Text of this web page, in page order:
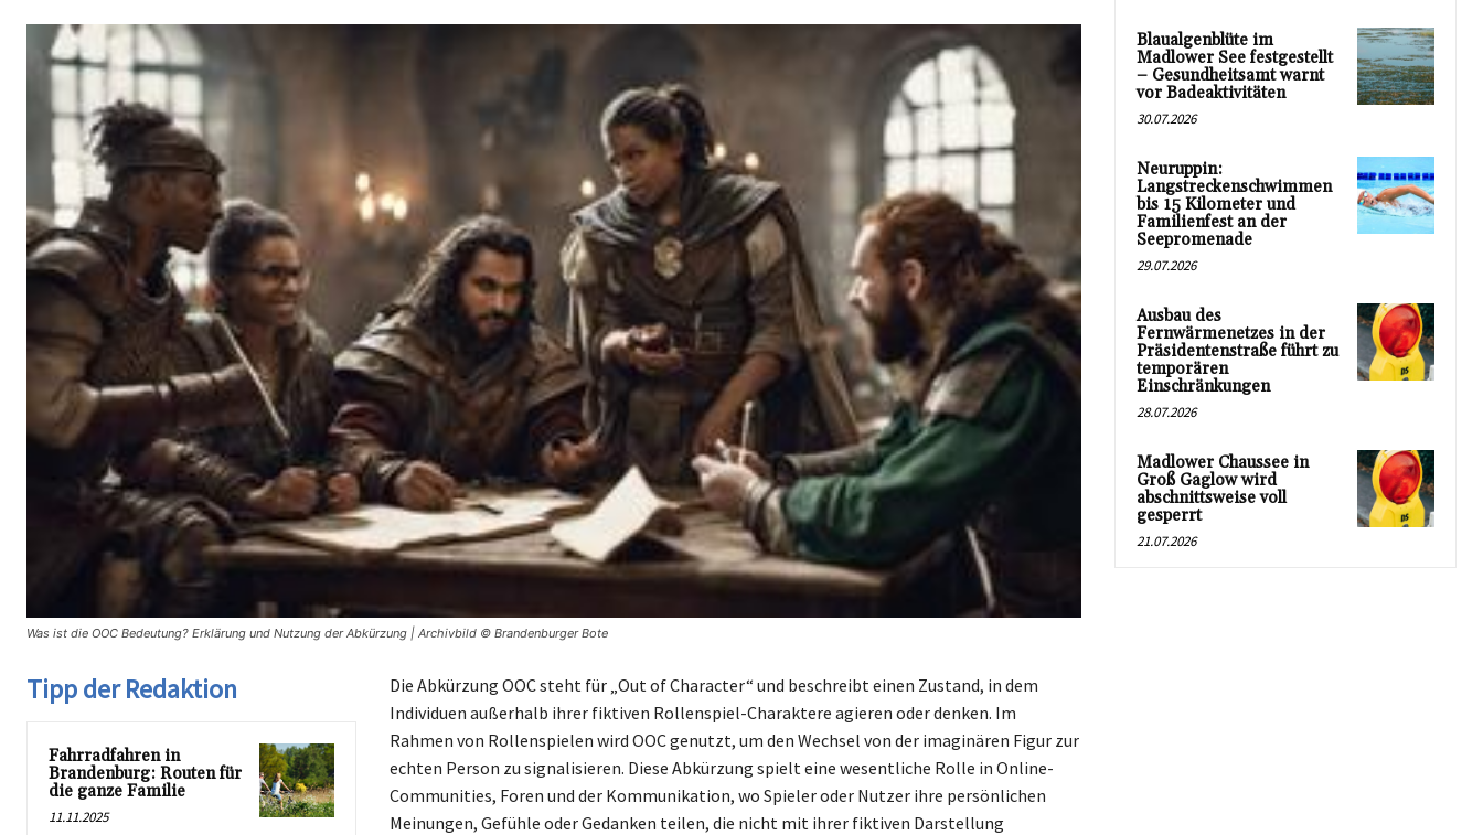
Was ist die OOC Bedeutung? Erklärung und Nutzung der Abkürzung | Archivbild © Brandenburger Bote
Tipp der Redaktion
Fahrradfahren in
Brandenburg: Routen für
die ganze Familie
11.11.2025
Die Abkürzung OOC steht für „Out of Character“ und beschreibt einen Zustand, in dem
Individuen außerhalb ihrer fiktiven Rollenspiel-Charaktere agieren oder denken. Im
Rahmen von Rollenspielen wird OOC genutzt, um den Wechsel von der imaginären Figur zur
echten Person zu signalisieren. Diese Abkürzung spielt eine wesentliche Rolle in Online-
Communities, Foren und der Kommunikation, wo Spieler oder Nutzer ihre persönlichen
Meinungen, Gefühle oder Gedanken teilen, die nicht mit ihrer fiktiven Darstellung
Blaualgenblüte im
Madlower See festgestellt
– Gesundheitsamt warnt
vor Badeaktivitäten
30.07.2026
Neuruppin:
Langstreckenschwimmen
bis 15 Kilometer und
Familienfest an der
Seepromenade
29.07.2026
Ausbau des
Fernwärmenetzes in der
Präsidentenstraße führt zu
temporären
Einschränkungen
28.07.2026
Madlower Chaussee in
Groß Gaglow wird
abschnittsweise voll
gesperrt
21.07.2026